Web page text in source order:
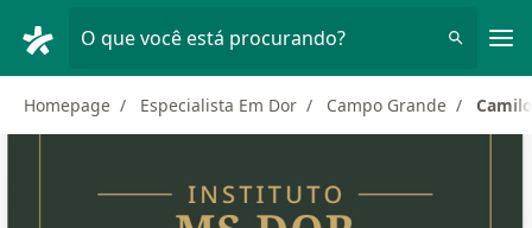
O que você está procurando?
Homepage Especialista Em Dor Campo Grande